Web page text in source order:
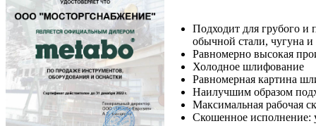
Подходит для грубого и
обычной стали, чугуна и
Равномерно высокая
Холодное шлифование
Равномерная картина
Наилучшим образом
Максимальная рабочая
Скошенное исполнение: